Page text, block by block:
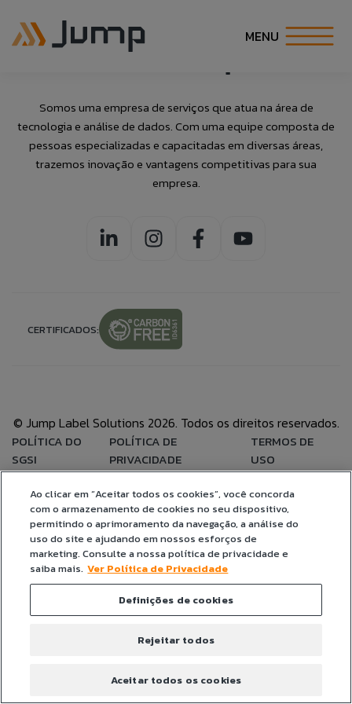
MENU
SOBRE NÓS
ESPECIALIDADES
COE
FALE CONOSO
CANAL DE ÉTICA
Somos uma empresa de serviços que atua na área de
tecnologia e análise de dados. Com uma equipe composta de
pessoas especializadas e capacitadas em diversas áreas,
trazemos inovação e vantagens competitivas para sua
empresa.
CERTIFICADOS:
© Jump Label Solutions 2026. Todos os direitos reservados.
POLÍTICA DO
SGSI
POLÍTICA DE
PRIVACIDADE
TERMOS DE
USO
Fale Conosco
Caso queira realizar alguma reclamação de
botão ao lado:
ACESSAR FORMULÁRIO ANÔNIMO.
Talk to Us
ACCESS ANONYMOUS FORM.
Banco de
Currículos
adicionar suas informações ao nosso banco
ANEXAR CURRÍCULO
Aceito que meus dados sejam utilizados para
possibilitar que a Jump Label identifique e entre em
contato com o titular dos dados para fins de
relacionamento e ações de seleção para vaga.
Ao clicar em “Aceitar todos os cookies”, você concorda
com o armazenamento de cookies no seu dispositivo,
permitindo o aprimoramento da navegação, a análise do
uso do site e ajudando em nossos esforços de
marketing. Consulte a nossa política de privacidade e
saiba mais. Ver Política de Privacidade
Definições de cookies
Rejeitar todos
Aceitar todos os cookies